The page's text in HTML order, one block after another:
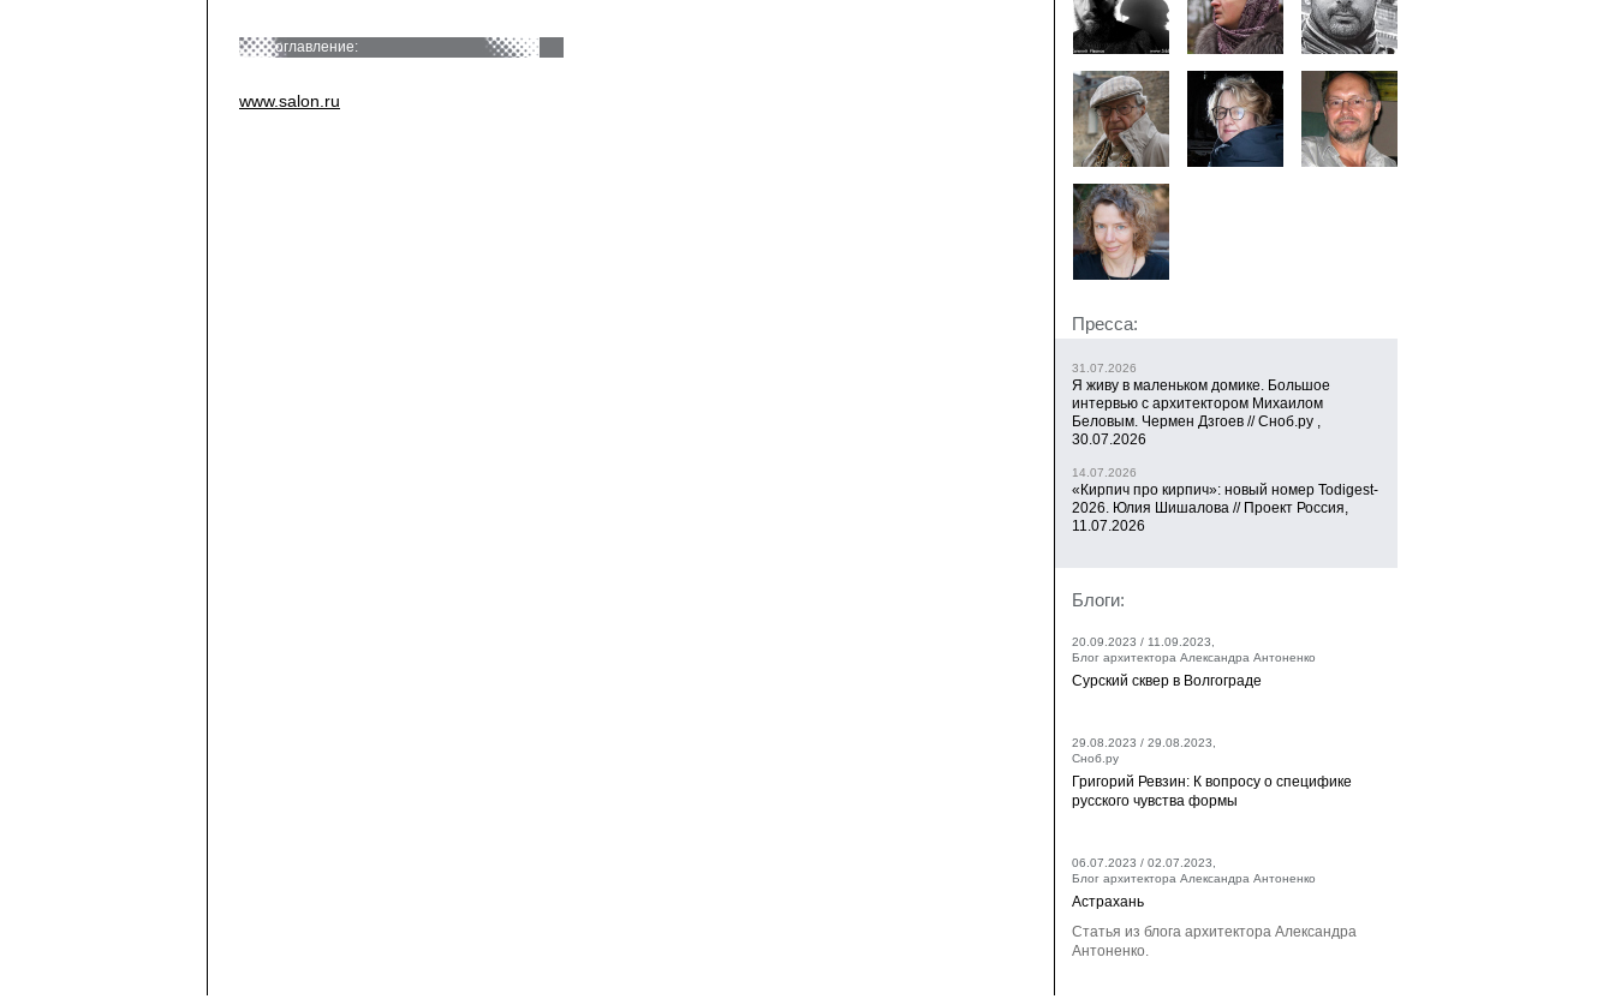
оглавление:
www.salon.ru
Пресса:
31.07.2026
Я живу в маленьком домике. Большое
интервью с архитектором Михаилом
Беловым. Чермен Дзгоев // Сноб.ру ,
30.07.2026
14.07.2026
«Кирпич про кирпич»: новый номер Todigest-
2026. Юлия Шишалова // Проект Россия,
11.07.2026
Блоги:
20.09.2023 / 11.09.2023,
Блог архитектора Александра Антоненко
Сурский сквер в Волгограде
29.08.2023 / 29.08.2023,
Сноб.ру
Григорий Ревзин: К вопросу о специфике
русского чувства формы
06.07.2023 / 02.07.2023,
Блог архитектора Александра Антоненко
Астрахань
Статья из блога архитектора Александра
Антоненко.